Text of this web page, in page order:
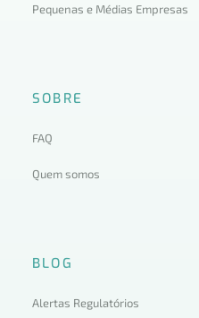
Pequenas e Médias Empresas
SOBRE
FAQ
Quem somos
BLOG
Alertas Regulatórios